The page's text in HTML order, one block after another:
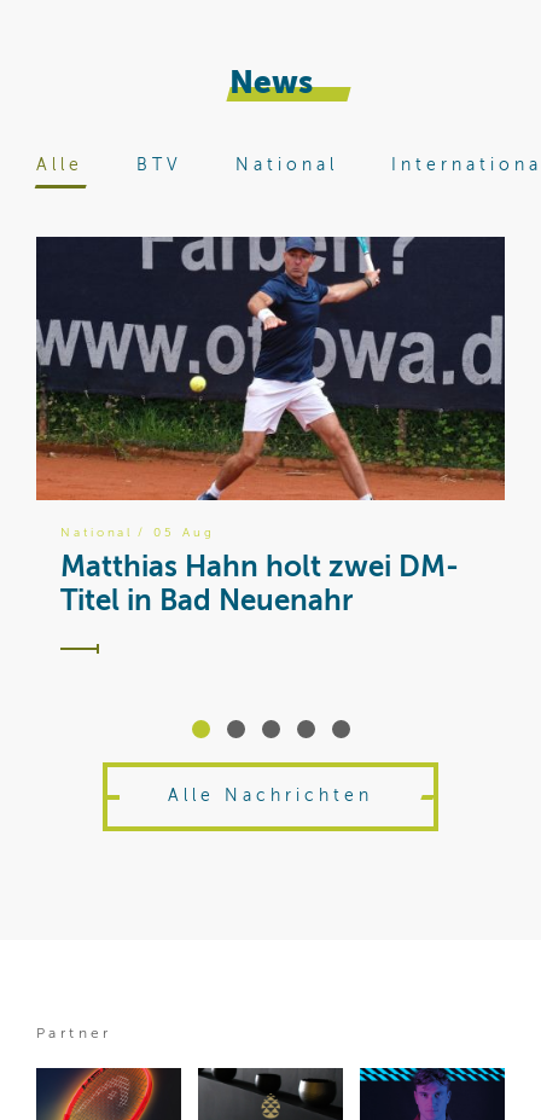
News
Alle BTV National
National / 05 Aug
Matthias Hahn holt zwei DM-
Titel in Bad Neuenahr
Alle Nachrichten
Partner